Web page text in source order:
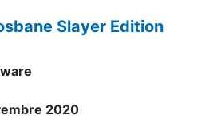
Slayer Edition
2020